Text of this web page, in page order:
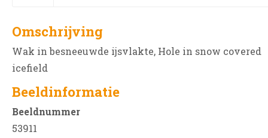
Omschrijving
Wak in besneeuwde ijsvlakte, Hole in snow covered
icefield
Beeldinformatie
Beeldnummer
53911